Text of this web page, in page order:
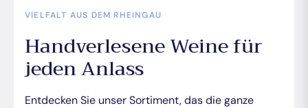
VIELFALT AUS DEM RHEINGAU
Handverlesene Weine für
jeden Anlass
Entdecken Sie unser Sortiment, das die ganze